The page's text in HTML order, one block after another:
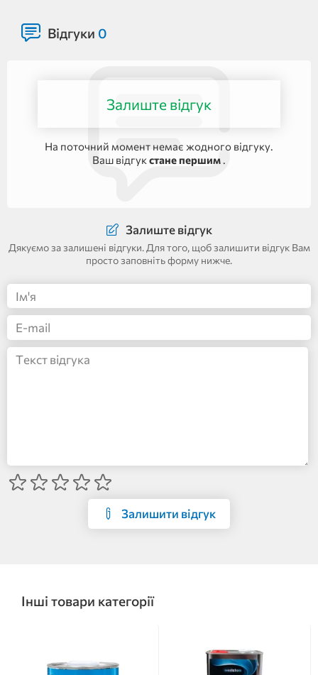
Відгуки 0
Залиште відгук
На поточний момент немає жодного відгуку.
Ваш відгук стане першим .
Залиште відгук
Дякуємо за залишені відгуки. Для того, щоб залишити відгук Вам
просто заповніть форму нижче.
Залишити відгук
Інші товари категорії